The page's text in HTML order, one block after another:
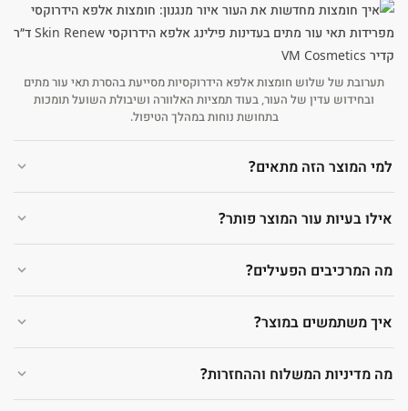
תערובת של שלוש חומצות אלפא הידרוקסיות מסייעת בהסרת תאי עור מתים
ובחידוש עדין של העור, בעוד תמציות האלוורה ושיבולת השועל תומכות
בתחושת נוחות במהלך הטיפול.
למי המוצר הזה מתאים?
אילו בעיות עור המוצר פותר?
מה המרכיבים הפעילים?
איך משתמשים במוצר?
מה מדיניות המשלוח וההחזרות?